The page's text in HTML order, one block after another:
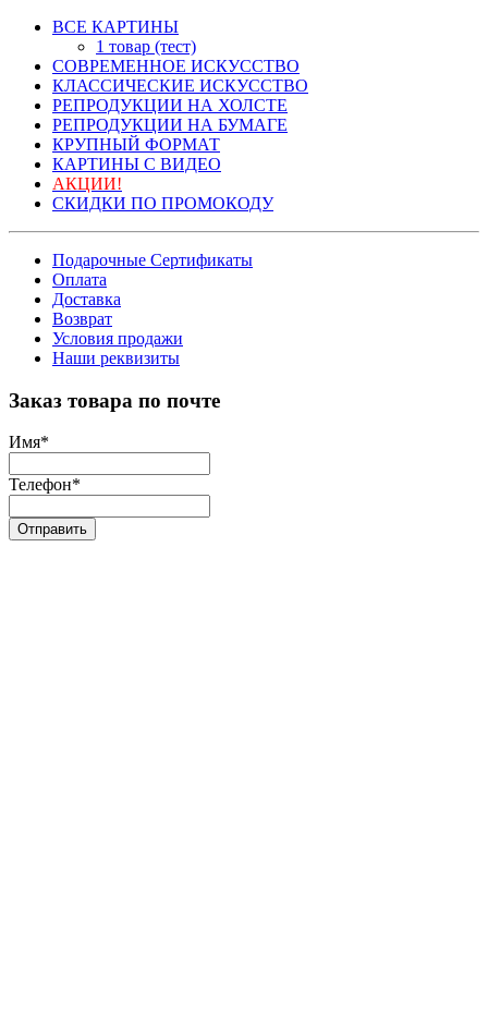
ВСЕ КАРТИНЫ
1 товар (тест)
СОВРЕМЕННОЕ ИСКУССТВО
КЛАССИЧЕСКИЕ ИСКУССТВО
РЕПРОДУКЦИИ НА ХОЛСТЕ
РЕПРОДУКЦИИ НА БУМАГЕ
КРУПНЫЙ ФОРМАТ
КАРТИНЫ С ВИДЕО
АКЦИИ!
СКИДКИ ПО ПРОМОКОДУ
Подарочные Сертификаты
Оплата
Доставка
Возврат
Условия продажи
Наши реквизиты
Заказ товара по почте
Имя*
Телефон*
Отправить